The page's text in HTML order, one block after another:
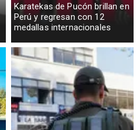
Karatekas de Pucón brillan en
Perú y regresan con 12
medallas internacionales